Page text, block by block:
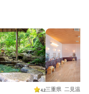
4.2三重県 二見温泉